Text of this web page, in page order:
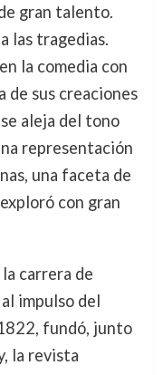
gran talento.
las tragedias.
la comedia con
sus creaciones
aleja del tono
representación
una faceta de
con gran
carrera de
impulso del
fundó, junto
la revista